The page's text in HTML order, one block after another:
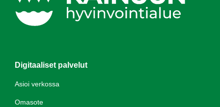
Digitaaliset palvelut
Asioi verkossa
Omasote